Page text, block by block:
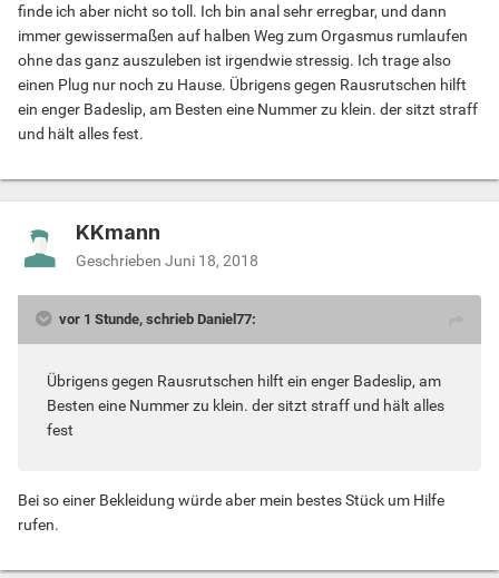
finde ich aber nicht so toll. Ich bin anal sehr erregbar, und dann
immer gewissermaßen auf halben Weg zum Orgasmus rumlaufen
ohne das ganz auszuleben ist irgendwie stressig. Ich trage also
einen Plug nur noch zu Hause. Übrigens gegen Rausrutschen hilft
ein enger Badeslip, am Besten eine Nummer zu klein. der sitzt straff
und hält alles fest.
KKmann
Geschrieben Juni 18, 2018
vor 1 Stunde, schrieb Daniel77:
Übrigens gegen Rausrutschen hilft ein enger Badeslip, am
Besten eine Nummer zu klein. der sitzt straff und hält alles
fest
Bei so einer Bekleidung würde aber mein bestes Stück um Hilfe
rufen.